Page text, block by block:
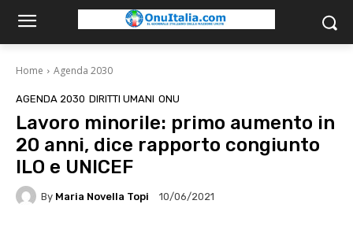
Home Agenda 2030
AGENDA 2030 DIRITTI UMANI ONU
Lavoro minorile: primo aumento in
20 anni, dice rapporto congiunto
ILO e UNICEF
By Maria Novella Topi 10/06/2021